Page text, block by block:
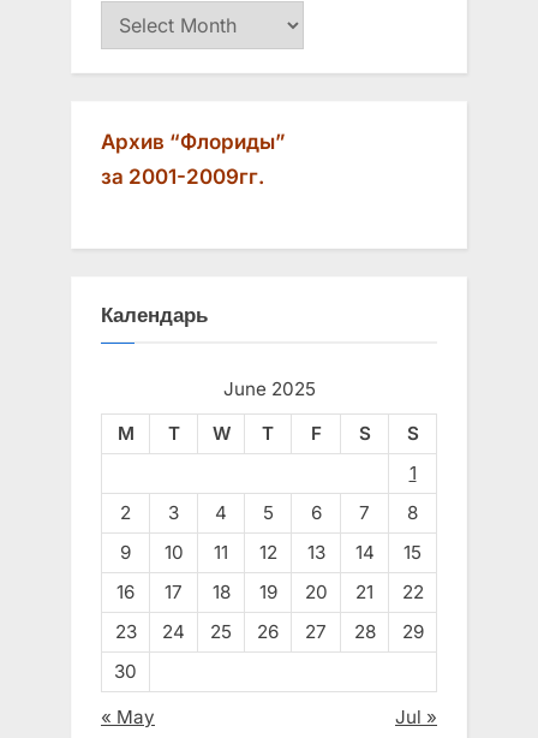
Архив
Архив “Флориды”
за 2001-2009гг.
Календарь
June 2025
M
T W T F S
S
1
2
3 4 5 6 7
8
9
10 11 12 13 14
15
16
17 18 19 20 21
22
23
24 25 26 27 28
29
30
« May
Jul »